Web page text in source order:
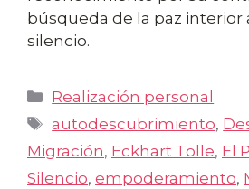
búsqueda de la paz interior
silencio.
Categorías
Realización personal
Etiquetas
autodescubrimiento,
Migración, Eckhart Tolle, El
Silencio, empoderamiento,